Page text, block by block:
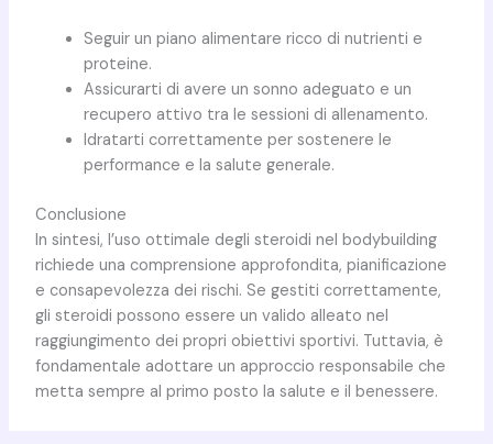
Seguir un piano alimentare ricco di nutrienti e
proteine.
Assicurarti di avere un sonno adeguato e un
recupero attivo tra le sessioni di allenamento.
Idratarti correttamente per sostenere le
performance e la salute generale.
Conclusione
In sintesi, l’uso ottimale degli steroidi nel bodybuilding
richiede una comprensione approfondita, pianificazione
e consapevolezza dei rischi. Se gestiti correttamente,
gli steroidi possono essere un valido alleato nel
raggiungimento dei propri obiettivi sportivi. Tuttavia, è
fondamentale adottare un approccio responsabile che
metta sempre al primo posto la salute e il benessere.